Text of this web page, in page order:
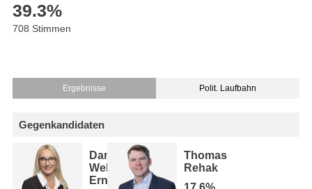
39.3%
708 Stimmen
Ergebnisse Polit. Laufbahn
Gegenkandidaten
Daniela
Wellenzohn-
Erne
Thomas
Rehak